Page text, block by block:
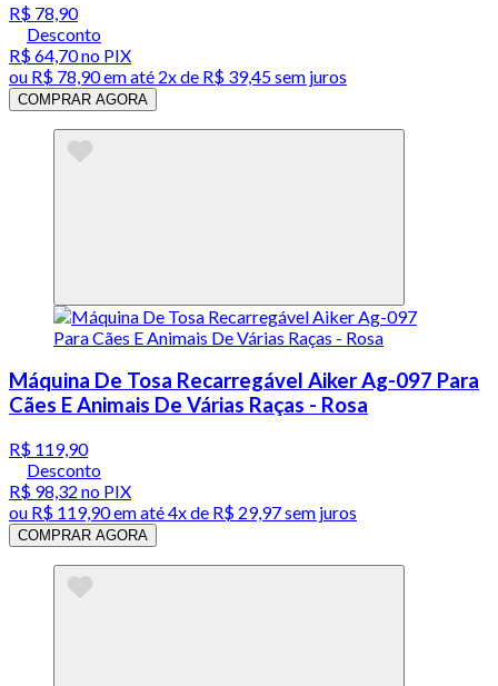
R$ 78,90
Desconto
R$ 64,70no PIX
ou R$ 78,90em até 2x de R$ 39,45 sem juros
COMPRAR AGORA
Máquina De Tosa Recarregável Aiker Ag-097 Para
Cães E Animais De Várias Raças - Rosa
R$ 119,90
Desconto
R$ 98,32 no PIX
ou R$ 119,90em até4x de R$ 29,97 sem juros
COMPRAR AGORA